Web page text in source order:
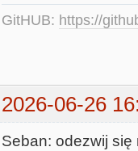
GitHUB: https://
2026-06-26
Seban: odezwij się